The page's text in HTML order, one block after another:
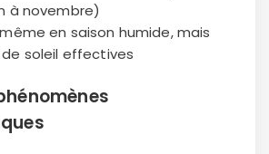
à novembre)
en saison humide, mais
soleil effectives